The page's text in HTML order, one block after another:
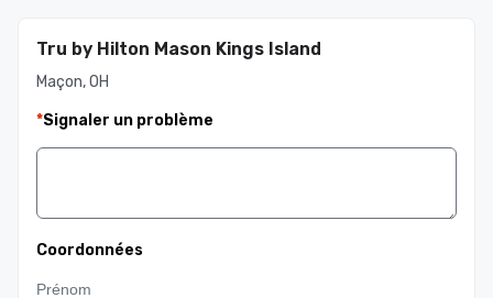
Tru by Hilton Mason Kings Island
Maçon, OH
*Signaler un problème
Coordonnées
Prénom